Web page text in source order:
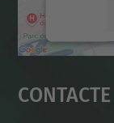
Contacte